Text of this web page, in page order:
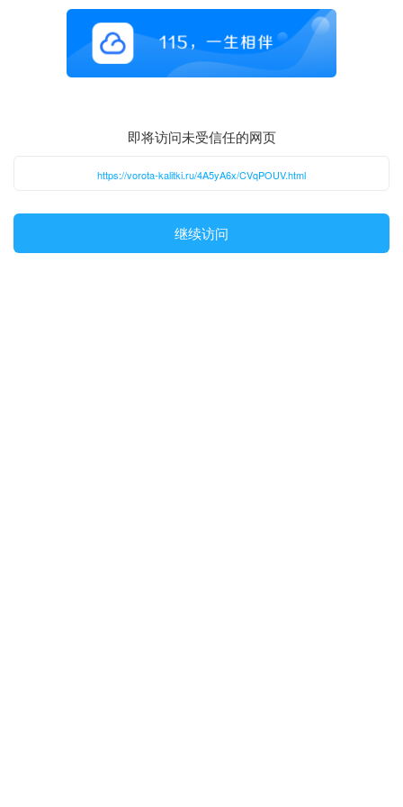
即将访问未受信任的网页
https://vorota-kalitki.ru/4A5yA6x/CVqPOUV.html
继续访问